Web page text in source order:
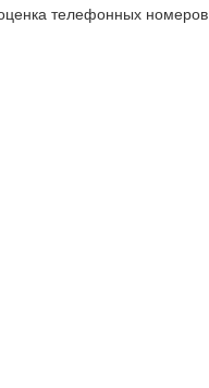
телефонных номеров